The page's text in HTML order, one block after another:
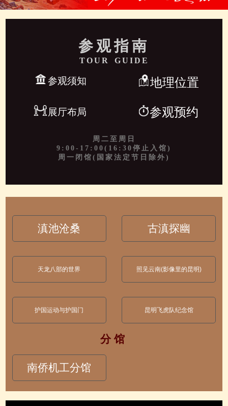
参观指南
TOUR GUIDE
参观须知 地理位置
展厅布局 参观预约
周二至周日
9:00-17:00(16:30停止入馆)
周一闭馆(国家法定节日除外)
滇池沧桑 古滇探幽
天龙八部的世界 照见云南(影像里的昆明)
护国运动与护国门 昆明飞虎队纪念馆
分 馆
南侨机工分馆